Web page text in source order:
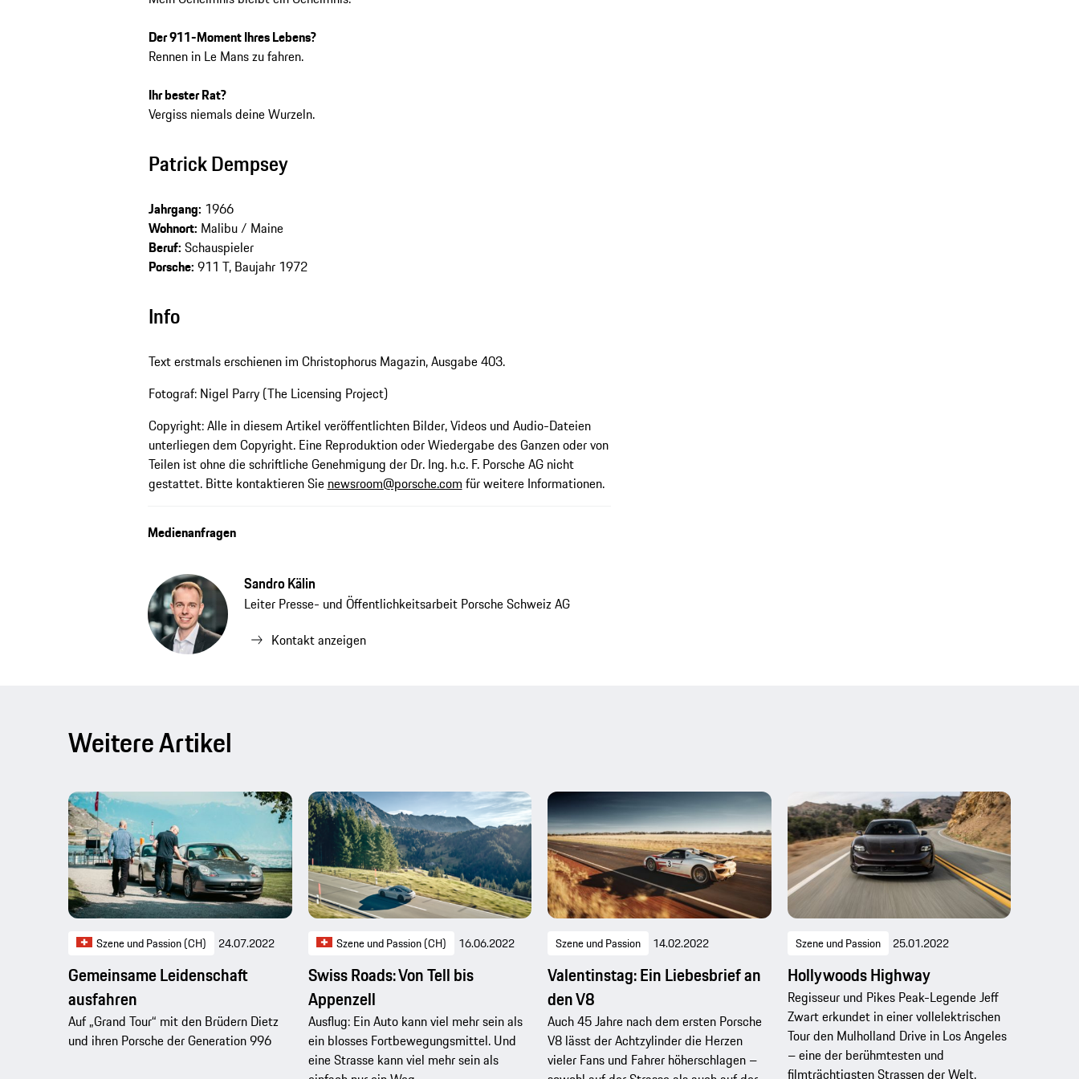
Der 911-Moment Ihres Lebens?
Rennen in Le Mans zu fahren.
Ihr bester Rat?
Vergiss niemals deine Wurzeln.
Patrick Dempsey
Jahrgang: 1966
Wohnort: Malibu / Maine
Beruf: Schauspieler
Porsche: 911 T, Baujahr 1972
Info
Text erstmals erschienen im Christophorus Magazin, Ausgabe 403.
Fotograf: Nigel Parry (The Licensing Project)
Copyright: Alle in diesem Artikel veröffentlichten Bilder, Videos und Audio-Dateien
unterliegen dem Copyright. Eine Reproduktion oder Wiedergabe des Ganzen oder von
Teilen ist ohne die schriftliche Genehmigung der Dr. Ing. h.c. F. Porsche AG nicht
gestattet. Bitte kontaktieren Sie newsroom@porsche.com für weitere Informationen.
Medienanfragen
Sandro Kälin
Leiter Presse- und Öffentlichkeitsarbeit Porsche Schweiz AG
Kontakt anzeigen
Weitere Artikel
Szene und Passion (CH) 24.07.2022
Gemeinsame Leidenschaft
ausfahren
Auf „Grand Tour“ mit den Brüdern Dietz
und ihren Porsche der Generation 996
Szene und Passion (CH) 16.06.2022
Swiss Roads: Von Tell bis
Appenzell
Ausflug: Ein Auto kann viel mehr sein als
ein blosses Fortbewegungsmittel. Und
eine Strasse kann viel mehr sein als
Szene und Passion 14.02.2022
Valentinstag: Ein Liebesbrief an
den V8
Auch 45 Jahre nach dem ersten Porsche
V8 lässt der Achtzylinder die Herzen
vieler Fans und Fahrer höherschlagen –
Szene und Passion 25.01.2022
Hollywoods Highway
Regisseur und Pikes Peak-Legende Jeff
Zwart erkundet in einer vollelektrischen
Tour den Mulholland Drive in Los Angeles
– eine der berühmtesten und
filmträchtigsten Strassen der Welt.